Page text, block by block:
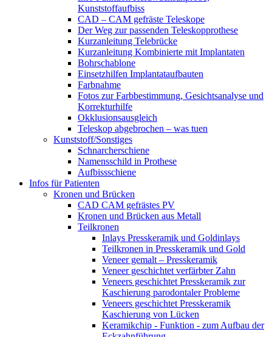
Kunststoffaufbiss
CAD – CAM gefräste Teleskope
Der Weg zur passenden Teleskopprothese
Kurzanleitung Telebrücke
Kurzanleitung Kombinierte mit Implantaten
Bohrschablone
Einsetzhilfen Implantataufbauten
Farbnahme
Fotos zur Farbbestimmung, Gesichtsanalyse und
Korrekturhilfe
Okklusionsausgleich
Teleskop abgebrochen – was tuen
Kunststoff/Sonstiges
Schnarcherschiene
Namensschild in Prothese
Aufbissschiene
Infos für Patienten
Kronen und Brücken
CAD CAM gefrästes PV
Kronen und Brücken aus Metall
Teilkronen
Inlays Presskeramik und Goldinlays
Teilkronen in Presskeramik und Gold
Veneer gemalt – Presskeramik
Veneer geschichtet verfärbter Zahn
Veneers geschichtet Presskeramik zur
Kaschierung parodontaler Probleme
Veneers geschichtet Presskeramik
Kaschierung von Lücken
Keramikchip - Funktion - zum Aufbau der